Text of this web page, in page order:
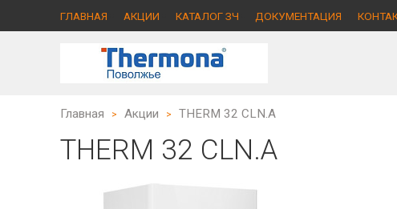
ГЛАВНАЯ АКЦИИ КАТАЛОГ ЗЧ ДОКУМЕНТАЦИЯ
Главная > Акции > THERM 32 CLN.A
THERM 32 CLN.A